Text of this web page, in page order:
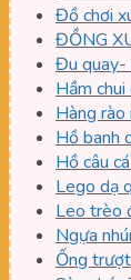
Đồ chơi
ĐỒNG
Đu quay-
Hầm chui
Hàng rào
Hồ banh
Hồ câu
Lego dạ
Leo trèo
Ngựa
Ống